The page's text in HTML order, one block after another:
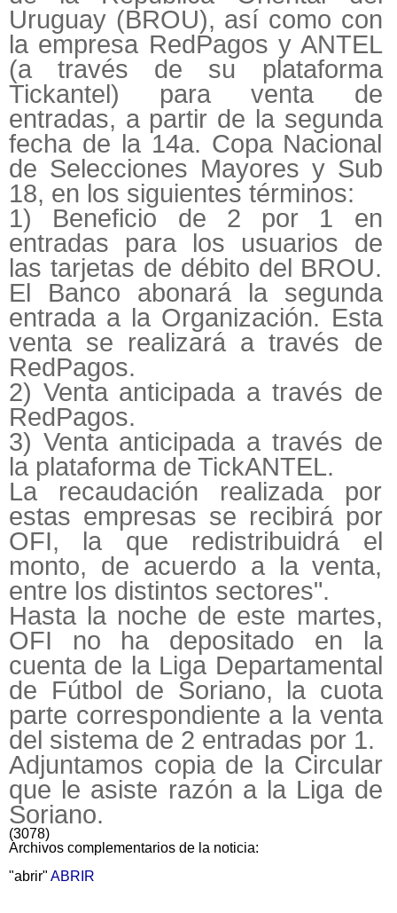
Uruguay (BROU), así como con
la empresa RedPagos y ANTEL
(a través de su plataforma
Tickantel) para venta de
entradas, a partir de la segunda
fecha de la 14a. Copa Nacional
de Selecciones Mayores y Sub
18, en los siguientes términos:
1) Beneficio de 2 por 1 en
entradas para los usuarios de
las tarjetas de débito del BROU.
El Banco abonará la segunda
entrada a la Organización. Esta
venta se realizará a través de
RedPagos.
2) Venta anticipada a través de
RedPagos.
3) Venta anticipada a través de
la plataforma de TickANTEL.
La recaudación realizada por
estas empresas se recibirá por
OFI, la que redistribuidrá el
monto, de acuerdo a la venta,
entre los distintos sectores".
Hasta la noche de este martes,
OFI no ha depositado en la
cuenta de la Liga Departamental
de Fútbol de Soriano, la cuota
parte correspondiente a la venta
del sistema de 2 entradas por 1.
Adjuntamos copia de la Circular
que le asiste razón a la Liga de
Soriano.
(3078)
Archivos complementarios de la noticia:
"abrir" ABRIR